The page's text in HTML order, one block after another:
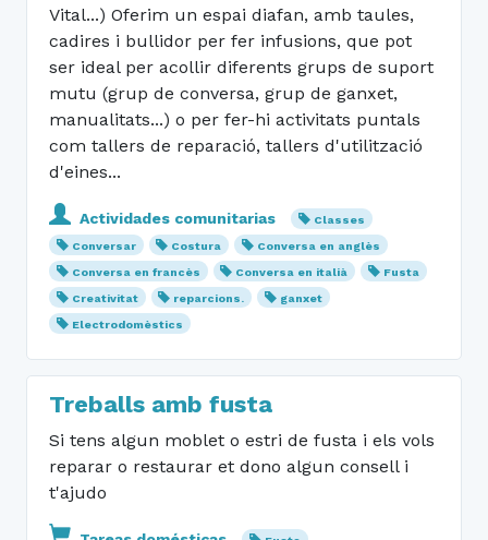
Vital...) Oferim un espai diafan, amb taules,
cadires i bullidor per fer infusions, que pot
ser ideal per acollir diferents grups de suport
mutu (grup de conversa, grup de ganxet,
manualitats...) o per fer-hi activitats puntals
com tallers de reparació, tallers d'utilització
d'eines...
Actividades comunitarias
Classes
Conversar
Costura
Conversa en anglès
Conversa en francès
Conversa en italià
Fusta
Creativitat
reparcions.
ganxet
Electrodomèstics
Treballs amb fusta
Si tens algun moblet o estri de fusta i els vols
reparar o restaurar et dono algun consell i
t'ajudo